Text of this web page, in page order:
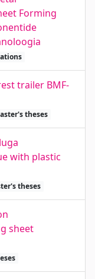
Forming
trailer BMF-
theses
with plastic
theses
sheet